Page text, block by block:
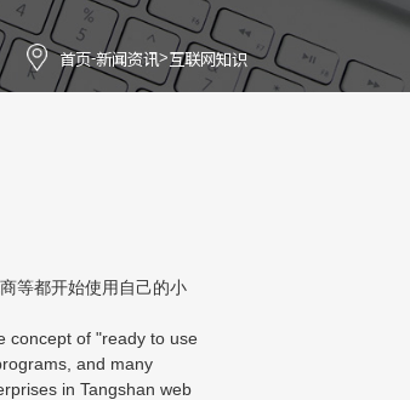
首页-新闻资讯>互联网知识
等都开始使用自己的小
concept of "ready to use
and many
in Tangshan web